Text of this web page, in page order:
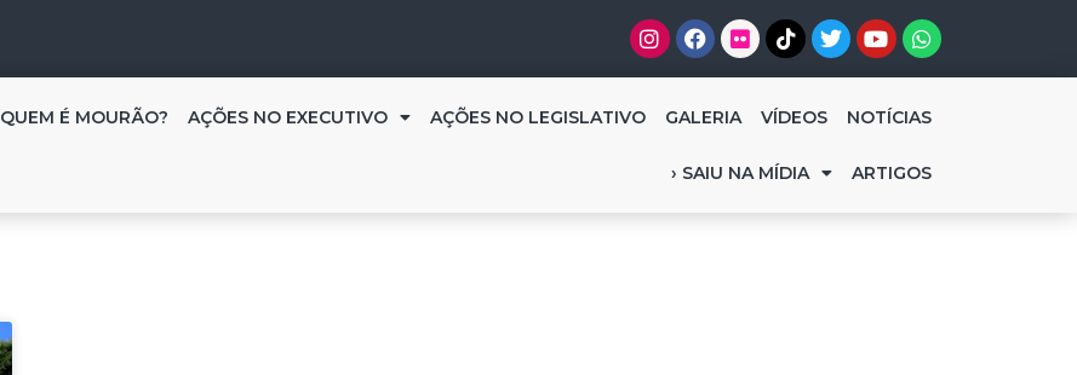
QUEM É MOURÃO? AÇÕES NO EXECUTIVO AÇÕES NO LEGISLATIVO GALERIA VÍDEOS NOTÍCIAS
› SAIU NA MÍDIA ARTIGOS